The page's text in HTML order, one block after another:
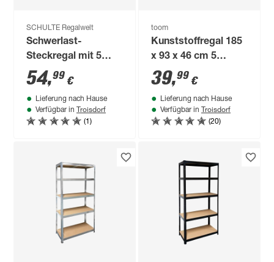
SCHULTE Regalwelt
Schwerlast-
Steckregal mit 5
Böden à 150 kg
Traglast, verzinkt
180 x 100 x 60 cm
54,99 €
Lieferung nach Hause
Verfügbar in Troisdorf
(1)
toom
Kunststoffregal 185
x 93 x 46 cm 5
Böden à 70 kg
39,99 €
Lieferung nach Hause
Verfügbar in Troisdorf
(20)